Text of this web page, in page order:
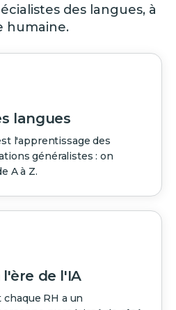
des langues, à
humaine.
langues
l'apprentissage des
généralistes : on
A à Z.
de l'IA
RH a un